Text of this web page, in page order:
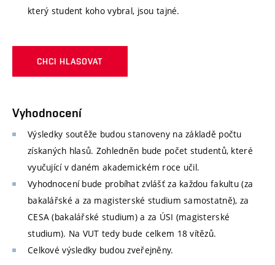
který student koho vybral, jsou tajné.
CHCI HLASOVAT
Vyhodnocení
Výsledky soutěže budou stanoveny na základě počtu
získaných hlasů. Zohledněn bude počet studentů, které
vyučující v daném akademickém roce učil.
Vyhodnocení bude probíhat zvlášť za každou fakultu (za
bakalářské a za magisterské studium samostatně), za
CESA (bakalářské studium) a za ÚSI (magisterské
studium). Na VUT tedy bude celkem 18 vítězů.
Celkové výsledky budou zveřejněny.